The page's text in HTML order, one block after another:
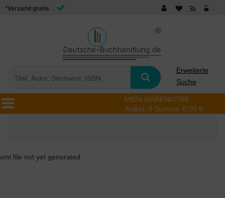
*Versand gratis
Erweiterte
Suche
MEIN WARENKORB
Artikel: 0 Summe: 0,00 €
xml file not yet generated